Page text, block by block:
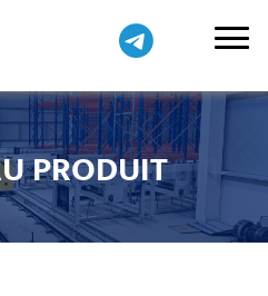
PRODUIT